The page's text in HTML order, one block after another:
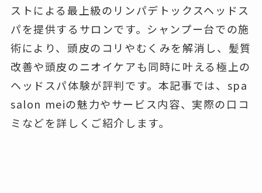
ストによる最上級のリンパデトックスヘッドス
パを提供するサロンです。シャンプー台での施
術により、頭皮のコリやむくみを解消し、髪質
改善や頭皮のニオイケアも同時に叶える極上の
ヘッドスパ体験が評判です。本記事では、spa
salon meiの魅力やサービス内容、実際の口コ
ミなどを詳しくご紹介します。